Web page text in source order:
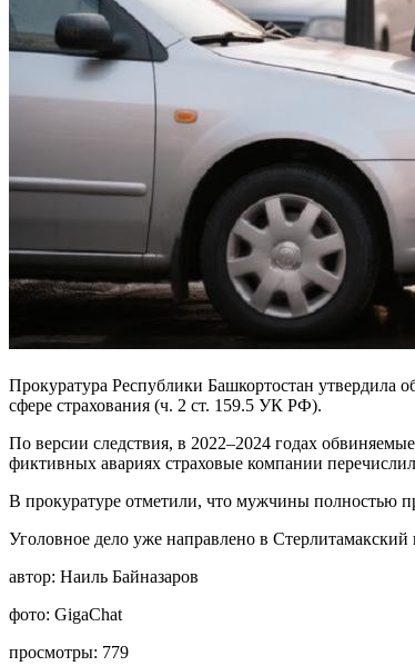
Прокуратура Республики Башкортостан
сфере страхования (ч. 2 ст. 159.5 УК РФ).
По версии следствия, в 2022–2024 годах
фиктивных авариях страховые компании
В прокуратуре отметили, что мужчины полностью
Уголовное дело уже направлено в Стерлитамакский
автор: Наиль Байназаров
фото: GigaChat
просмотры: 779